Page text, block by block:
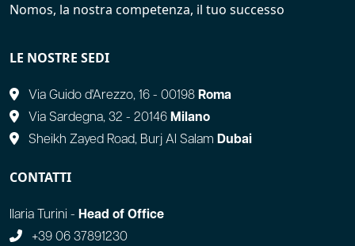
Nomos, la nostra competenza, il tuo successo
LE NOSTRE SEDI
Via Guido d'Arezzo, 16 - 00198 Roma
Via Sardegna, 32 - 20146 Milano
Sheikh Zayed Road, Burj Al Salam Dubai
CONTATTI
Ilaria Turini - Head of Office
+39 06 37891230